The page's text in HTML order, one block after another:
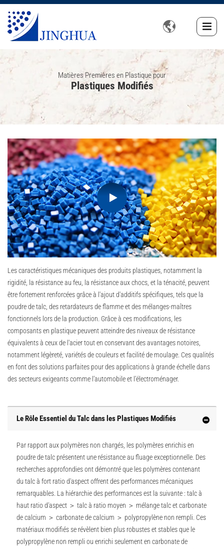

Matières Premières en Plastique pour
Plastiques Modifiés
Les caractéristiques mécaniques des produits plastiques, notamment la
rigidité, la résistance au feu, la résistance aux chocs, et la ténacité, peuvent
être fortement renforcées grâce à l'ajout d'additifs spécifiques, tels que la
poudre de talc, des retardateurs de flamme et des mélanges-maîtres
fonctionnels lors de la production. Grâce à ces modifications, les
composants en plastique peuvent atteindre des niveaux de résistance
équivalents à ceux de l'acier tout en conservant des avantages notoires,
notamment légèreté, variétés de couleurs et facilité de moulage. Ces qualités
en font des solutions parfaites pour des applications à grande échelle dans
des secteurs exigeants comme l’automobile et l’électroménager.
Le Rôle Essentiel du Talc dans les Plastiques Modifiés
Par rapport aux polymères non chargés, les polymères enrichis en
poudre de talc présentent une résistance au fluage exceptionnelle. Des
recherches approfondies ont démontré que les polymères contenant
du talc à fort ratio d'aspect offrent des performances mécaniques
remarquables. La hiérarchie des performances est la suivante : talc à
haut ratio d’aspect ＞ talc à ratio moyen ＞ mélange talc et carbonate
de calcium ＞ carbonate de calcium ＞ polypropylène non rempli. Ces
matériaux modifiés se révèlent bien plus robustes et stables que le
polypropylène non rempli ou enrichi seulement en carbonate de